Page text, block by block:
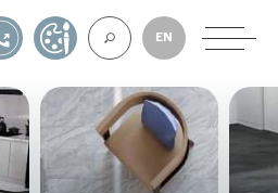
VỀ CHÚNG
EN
1900561582TỰ THIẾT KẾ